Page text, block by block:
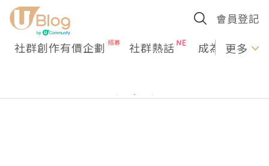
會員登記
社群創作有價企劃 社群熱話 成為U更多